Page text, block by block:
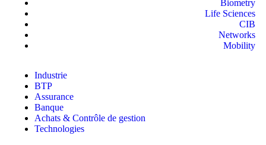
Biometry
Life Sciences
CIB
Networks
Mobility
Industrie
BTP
Assurance
Banque
Achats & Contrôle de gestion
Technologies